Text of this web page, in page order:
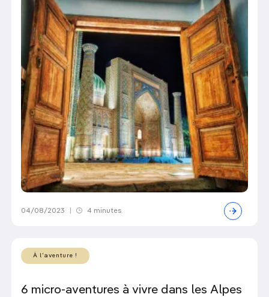
04/08/2023 4 minutes
À l'aventure !
6 micro-aventures à vivre dans les Alpes